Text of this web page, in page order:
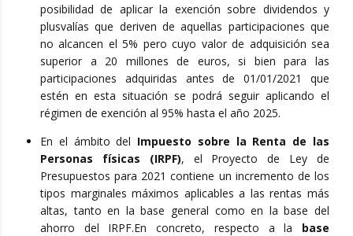
posibilidad de aplicar la exención sobre dividendos y
plusvalías que deriven de aquellas participaciones que
no alcancen el 5% pero cuyo valor de adquisición sea
superior a 20 millones de euros, si bien para las
participaciones adquiridas antes de 01/01/2021 que
estén en esta situación se podrá seguir aplicando el
régimen de exención al 95% hasta el año 2025.
En el ámbito del Impuesto sobre la Renta de las
Personas físicas (IRPF), el Proyecto de Ley de
Presupuestos para 2021 contiene un incremento de los
tipos marginales máximos aplicables a las rentas más
altas, tanto en la base general como en la base del
ahorro del IRPF.En concreto, respecto a la base